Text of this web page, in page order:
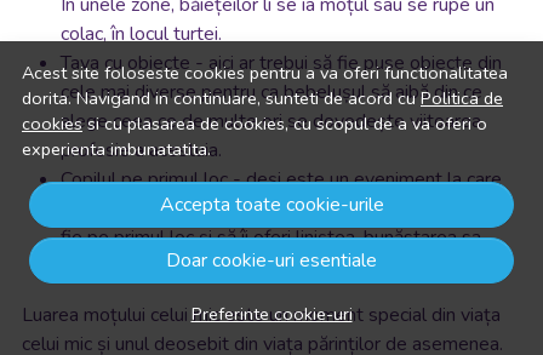
În unele zone, băiețeilor li se ia moțul sau se rupe un
colac, în locul turtei.
Tava cu obiecte - aici ar trebui să fie puse obiecte din
cele mai diverse pentru ca bebelușul să aibă din ce
alege ceea ce de multe ori se dovedește viitoarea
profesie a acestuia.
Copilul pe primul loc - deși este un eveniment la care
vor fi invitați mai mulți oameni, bebelușul ar trebui să
fie pe primul loc și să îi oferi liniștea, bunăstarea sa
fizică și psihică.
Luarea moțului celui mic este un moment special din viața
celui mic și unul deosebit din viața părinților de asemenea.
Acest site foloseste cookies pentru a va oferi functionalitatea
dorita. Navigand in continuare, sunteti de acord cuPolitica de
cookiessi cu plasarea de cookies, cu scopul de a va oferi o
experienta imbunatatita.
Accepta toate cookie-urile
Doar cookie-uri esentiale
Preferinte cookie-uri